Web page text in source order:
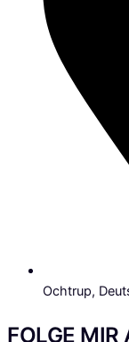
Ochtrup,
FOLGE MIR